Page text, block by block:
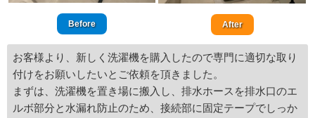
Before After
お客様より、新しく洗濯機を購入したので専門に適切な取り
付けをお願いしたいとご依頼を頂きました。
まずは、洗濯機を置き場に搬入し、排水ホースを排水口のエ
ルボ部分と水漏れ防止のため、接続部に固定テープでしっか